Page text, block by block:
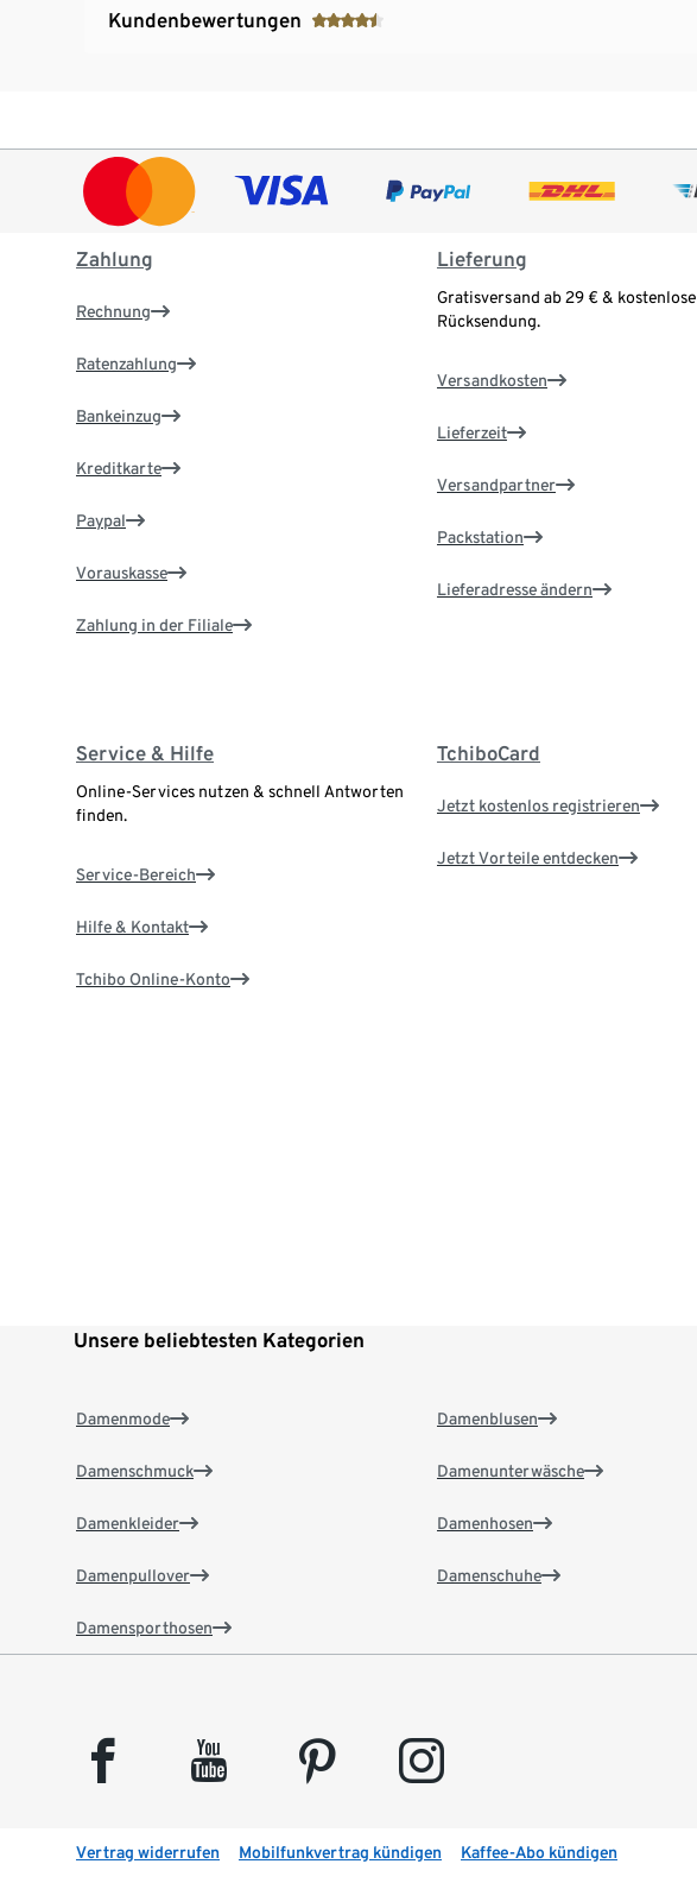
Kundenbewertungen
Zahlung
Rechnung
Ratenzahlung
Bankeinzug
Kreditkarte
Paypal
Vorauskasse
Zahlung in der Filiale
Lieferung
Gratisversand ab 29 € & kostenlose
Rücksendung.
Versandkosten
Lieferzeit
Versandpartner
Packstation
Lieferadresse ändern
Service & Hilfe
Online-Services nutzen & schnell Antworten
finden.
Service-Bereich
Hilfe & Kontakt
Tchibo Online-Konto
TchiboCard
Jetzt kostenlos registrieren
Jetzt Vorteile entdecken
Unsere beliebtesten Kategorien
Damenmode
Damenschmuck
Damenkleider
Damenpullover
Damensporthosen
Damenblusen
Damenunterwäsche
Damenhosen
Damenschuhe
facebook youtube pinterest instagram
Vertrag widerrufen Mobilfunkvertrag kündigen Kaffee-Abo kündigen